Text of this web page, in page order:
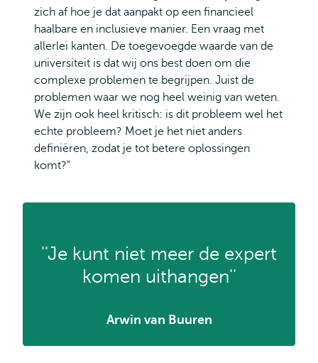
zich af hoe je dat aanpakt op een financieel
haalbare en inclusieve manier. Een vraag met
allerlei kanten. De toegevoegde waarde van de
universiteit is dat wij ons best doen om die
complexe problemen te begrijpen. Juist de
problemen waar we nog heel weinig van weten.
We zijn ook heel kritisch: is dit probleem wel het
echte probleem? Moet je het niet anders
definiëren, zodat je tot betere oplossingen
komt?"
''Je kunt niet meer de expert
komen uithangen''
Arwin van Buuren